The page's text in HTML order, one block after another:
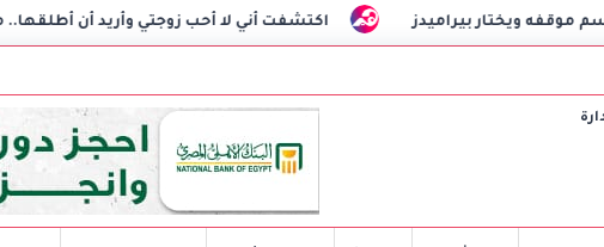
اكتشفت أني لا أحب زوجتي وأريد أن أطلقها.. ماذا أفعل؟